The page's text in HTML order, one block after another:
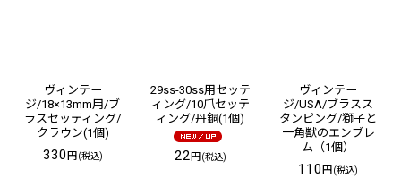
ヴィンテー
ジ/18×13mm用/ブ
ラスセッティング/
クラウン(1個)
330円(税込)
29ss-30ss用セッテ
ィング/10爪セッテ
ィング/丹銅(1個)
22円(税込)
ヴィンテー
ジ/USA/ブラスス
タンピング/獅子と
一角獣のエンブレ
ム（1個）
110円(税込)